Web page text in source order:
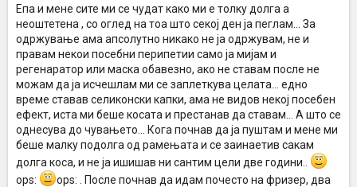
Епа и мене сите ми се чудат како ми е толку долга а
неоштетена , со оглед на тоа што секој ден ја пеглам... За
одржување ама апсолутно никако не ја одржувам, не и
правам некои посебни перипетии само ја мијам и
регенаратор или маска обавезно, ако не ставам после не
можам да ја исчешлам ми се заплеткува целата... едно
време ставав селиконски капки, ама не видов некој посебен
ефект, иста ми беше косата и престанав да ставам... А што се
однесува до чувањето... Кога почнав да ја пуштам и мене ми
беше малку подолга од рамењата и се заинаетив сакам
долга коса, и не ја ишишав ни сантим цели две години..
ops:
ops: . После почнав да идам почесто на фризер, два